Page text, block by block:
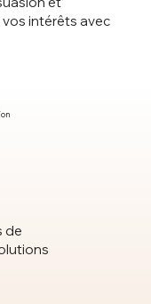
intérêts avec
de